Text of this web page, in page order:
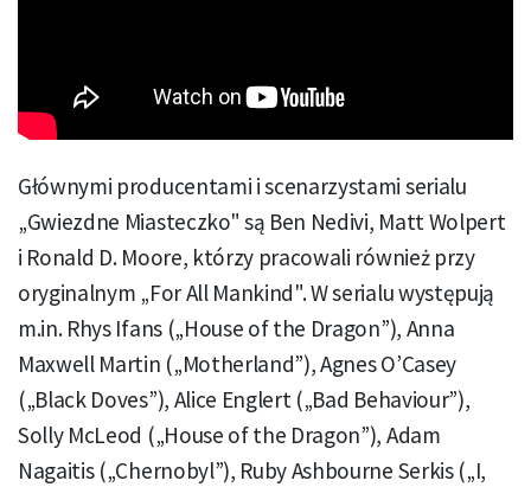
Głównymi producentami i scenarzystami serialu
„Gwiezdne Miasteczko" są Ben Nedivi, Matt Wolpert
i Ronald D. Moore, którzy pracowali również przy
oryginalnym „For All Mankind". W serialu występują
m.in. Rhys Ifans („House of the Dragon”), Anna
Maxwell Martin („Motherland”), Agnes O’Casey
(„Black Doves”), Alice Englert („Bad Behaviour”),
Solly McLeod („House of the Dragon”), Adam
Nagaitis („Chernobyl”), Ruby Ashbourne Serkis („I,